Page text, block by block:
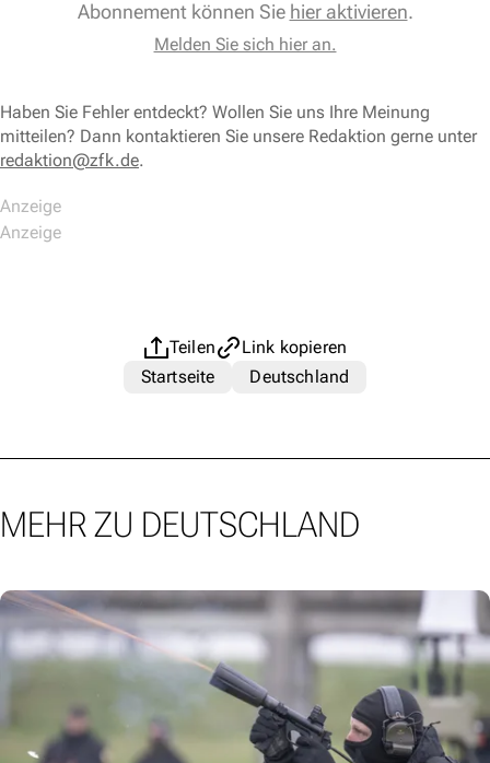
Abonnement können Sie hier aktivieren.
Melden Sie sich hier an.
Haben Sie Fehler entdeckt? Wollen Sie uns Ihre Meinung
mitteilen? Dann kontaktieren Sie unsere Redaktion gerne unter
redaktion@zfk.de.
Teilen
Link kopieren
Startseite
Deutschland
MEHR ZU DEUTSCHLAND